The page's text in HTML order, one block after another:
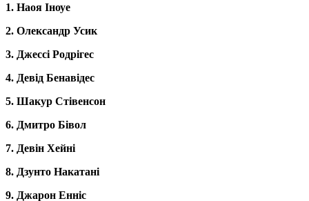
1. Наоя Іноуе
2. Олександр Усик
3. Джессі Родрігес
4. Девід Бенавідес
5. Шакур Стівенсон
6. Дмитро Бівол
7. Девін Хейні
8. Дзунто Накатані
9. Джарон Енніс